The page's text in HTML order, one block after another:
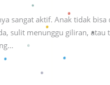
sangat aktif. Anak tidak bisa
sulit menunggu giliran, atau